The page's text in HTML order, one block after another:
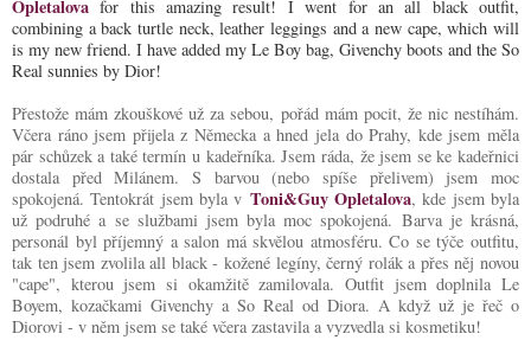
Opletalova for this amazing result! I went for an all black outfit,
combining a back turtle neck, leather leggings and a new cape, which will
is my new friend. I have added my Le Boy bag, Givenchy boots and the So
Real sunnies by Dior!
Přestože mám zkouškové už za sebou, pořád mám pocit, že nic nestíhám.
Včera ráno jsem přijela z Německa a hned jela do Prahy, kde jsem měla
pár schůzek a také termín u kadeřníka. Jsem ráda, že jsem se ke kadeřnici
dostala před Milánem. S barvou (nebo spíše přelivem) jsem moc
spokojená. Tentokrát jsem byla v Toni&Guy Opletalova, kde jsem byla
už podruhé a se službami jsem byla moc spokojená. Barva je krásná,
personál byl příjemný a salon má skvělou atmosféru. Co se týče outfitu,
tak ten jsem zvolila all black - kožené legíny, černý rolák a přes něj novou
"cape", kterou jsem si okamžitě zamilovala. Outfit jsem doplnila Le
Boyem, kozačkami Givenchy a So Real od Diora. A když už je řeč o
Diorovi - v něm jsem se také včera zastavila a vyzvedla si kosmetiku!